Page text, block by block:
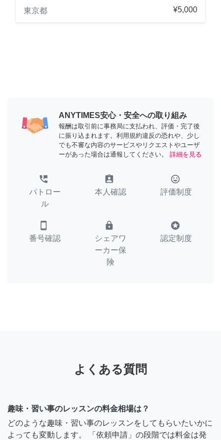
東京都
¥5,000
ANYTIMES安心・安全への取り組み
報酬は取引前に事務局に支払われ、評価・完了後
に振り込まれます。利用規約違反の恐れや、少し
でも不審な内容のサービスやリクエストやユーザ
ーがあった場合は通報してください。
詳細を見る
perm_phone_msg
パトロー
ル
assignment_ind
本人確認
tag_faces
評価制度
smartphone
番号確認
lock
シェアワ
ーカー保
険
stars
認定制度
よくある質問
趣味・習い事のレッスンの料金相場は？
どのような趣味・習い事のレッスンをしてもらいたいかに
よっても変動します。 「依頼申請」の段階では料金は発